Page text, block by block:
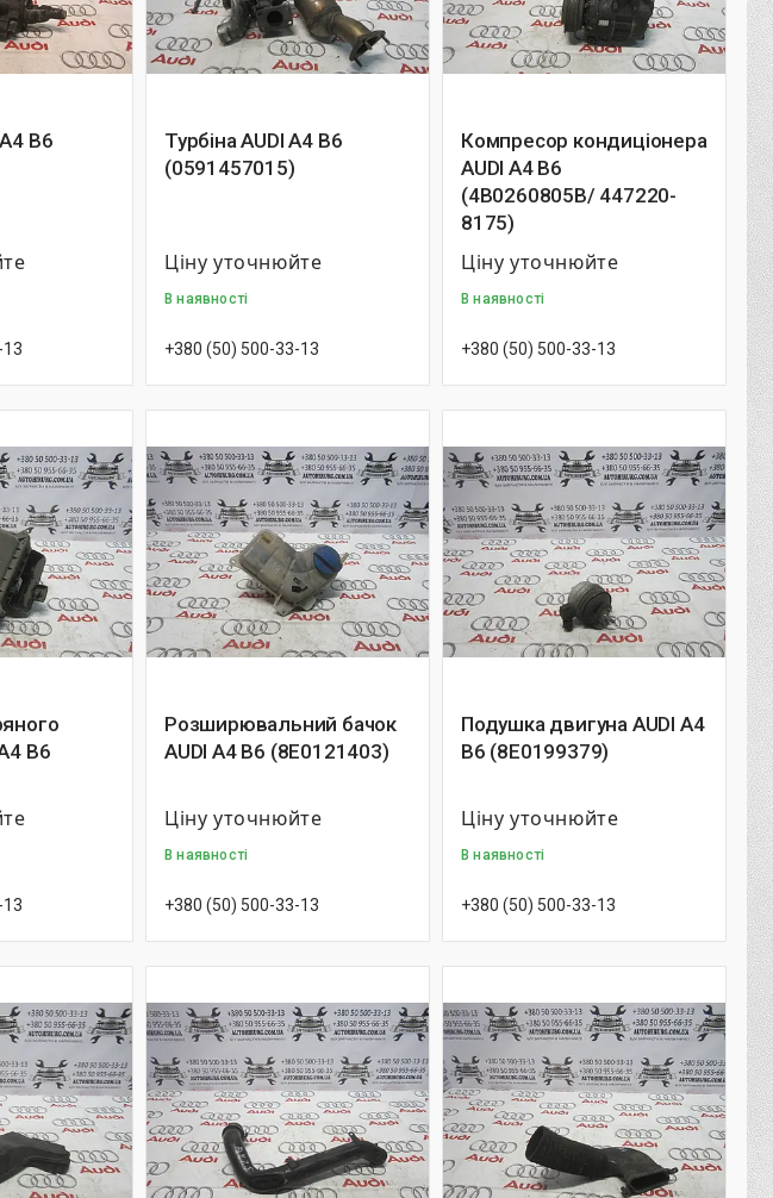
B6
Турбіна AUDI A4 B6
(0591457015)
Ціну уточнюйте
В наявності
+380 (50) 500-33-13
Компресор кондиціонера
AUDI A4 B6
(4B0260805B/ 447220-
8175)
Ціну уточнюйте
В наявності
+380 (50) 500-33-13
B6
Розширювальний бачок
AUDI A4 B6 (8E0121403)
Ціну уточнюйте
В наявності
+380 (50) 500-33-13
Подушка двигуна AUDI A4
B6 (8E0199379)
Ціну уточнюйте
В наявності
+380 (50) 500-33-13